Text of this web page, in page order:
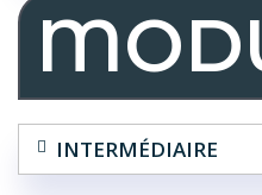
INTERMÉDIAIRE